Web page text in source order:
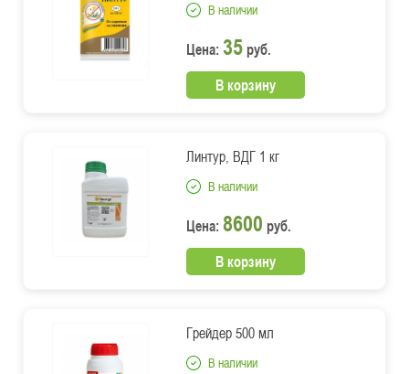
В наличии
Цена: 35 руб.
В корзину
Линтур, ВДГ 1 кг
В наличии
Цена: 8600 руб.
В корзину
Грейдер 500 мл
В наличии